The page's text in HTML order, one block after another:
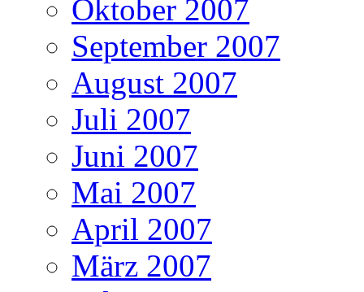
Oktober 2007
September 2007
August 2007
Juli 2007
Juni 2007
Mai 2007
April 2007
März 2007